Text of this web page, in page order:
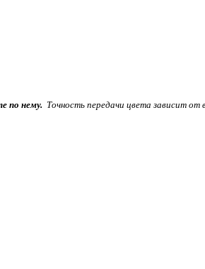
по нему. Точность передачи цвета зависит от